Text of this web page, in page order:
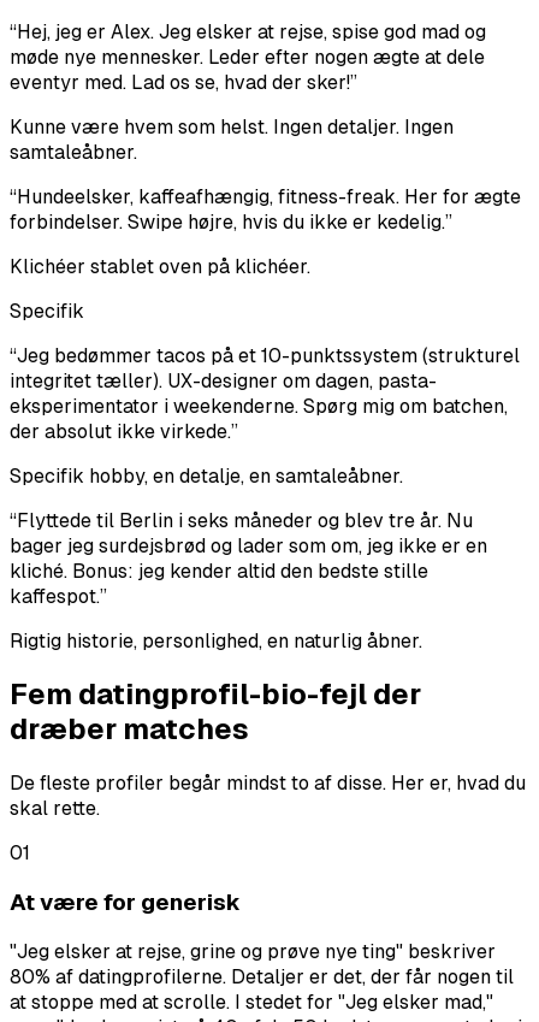
“Hej, jeg er Alex. Jeg elsker at rejse, spise god mad og
møde nye mennesker. Leder efter nogen ægte at dele
eventyr med. Lad os se, hvad der sker!”
Kunne være hvem som helst. Ingen detaljer. Ingen
samtaleåbner.
“Hundeelsker, kaffeafhængig, fitness-freak. Her for ægte
forbindelser. Swipe højre, hvis du ikke er kedelig.”
Klichéer stablet oven på klichéer.
Specifik
“Jeg bedømmer tacos på et 10-punktssystem (strukturel
integritet tæller). UX-designer om dagen, pasta-
eksperimentator i weekenderne. Spørg mig om batchen,
der absolut ikke virkede.”
Specifik hobby, en detalje, en samtaleåbner.
“Flyttede til Berlin i seks måneder og blev tre år. Nu
bager jeg surdejsbrød og lader som om, jeg ikke er en
kliché. Bonus: jeg kender altid den bedste stille
kaffespot.”
Rigtig historie, personlighed, en naturlig åbner.
Fem datingprofil-bio-fejl der
dræber matches
De fleste profiler begår mindst to af disse. Her er, hvad du
skal rette.
01
At være for generisk
"Jeg elsker at rejse, grine og prøve nye ting" beskriver
80% af datingprofilerne. Detaljer er det, der får nogen til
at stoppe med at scrolle. I stedet for "Jeg elsker mad,"